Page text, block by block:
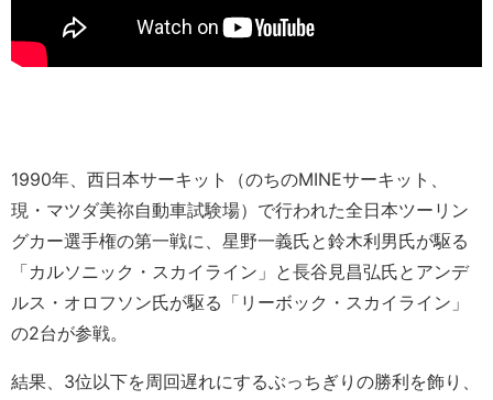
1990年、西日本サーキット（のちのMINEサーキット、
現・マツダ美祢自動車試験場）で行われた全日本ツーリン
グカー選手権の第一戦に、星野一義氏と鈴木利男氏が駆る
「カルソニック・スカイライン」と長谷見昌弘氏とアンデ
ルス・オロフソン氏が駆る「リーボック・スカイライン」
の2台が参戦。
結果、3位以下を周回遅れにするぶっちぎりの勝利を飾り、